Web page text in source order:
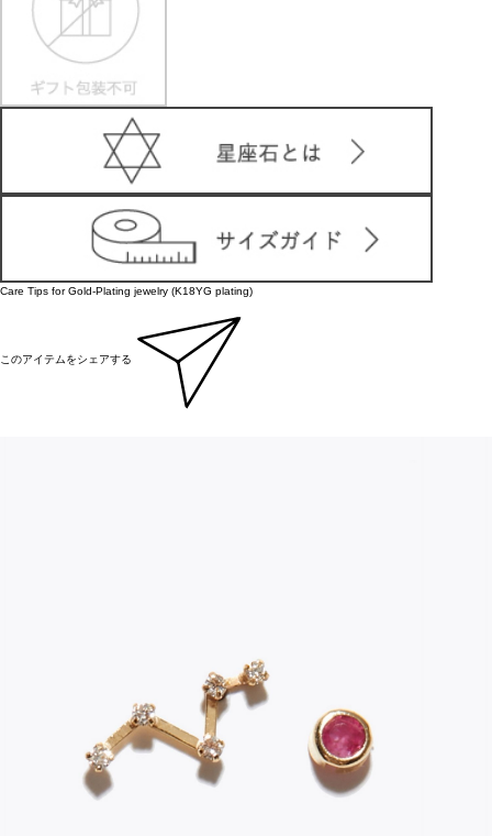
Care Tips for Gold-Plating jewelry (K18YG plating)
このアイテムをシェアする